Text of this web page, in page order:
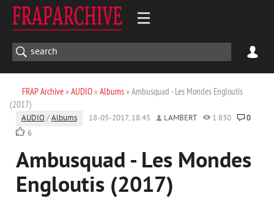
FRAP Archive» AUDIO» Albums» Ambusquad - Les Mondes Engloutis
(2017)
AUDIO /Albums 18-05-2017, 18:45 LAMBERT 1 830
0
6
Ambusquad - Les Mondes
Engloutis (2017)